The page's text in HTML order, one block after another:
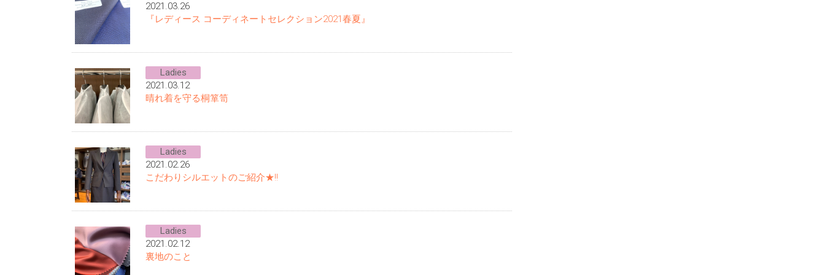
2021.03.26
『レディース コーディネートセレクション2021春夏』
Ladies
2021.03.12
晴れ着を守る桐箪笥
Ladies
2021.02.26
こだわりシルエットのご紹介★!!
Ladies
2021.02.12
裏地のこと